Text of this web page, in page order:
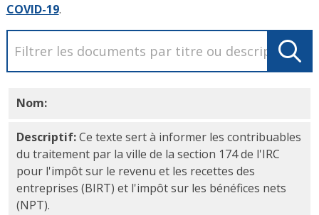
COVID-19.
Nom:Traitement fiscal de la section 174 de l'IRC :
Descriptif:Ce texte sert à informer les contribuables
du traitement par la ville de la section 174 de l'IRC
pour l'impôt sur le revenu et les recettes des
entreprises (BIRT) et l'impôt sur les bénéfices nets
(NPT).